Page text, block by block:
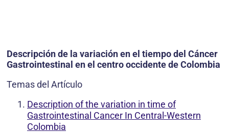
Descripción de la variación en el tiempo del Cáncer
Gastrointestinal en el centro occidente de Colombia
Temas del Artículo
Description of the variation in time of
Gastrointestinal Cancer In Central-Western
Colombia